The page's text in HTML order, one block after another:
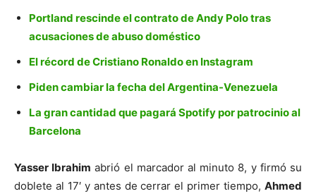
Portland rescinde el contrato de Andy Polo tras
acusaciones de abuso doméstico
El récord de Cristiano Ronaldo en Instagram
Piden cambiar la fecha del Argentina-Venezuela
La gran cantidad que pagará Spotify por patrocinio al
Barcelona
Yasser Ibrahim abrió el marcador al minuto 8, y firmó su
doblete al 17′ y antes de cerrar el primer tiempo, Ahmed